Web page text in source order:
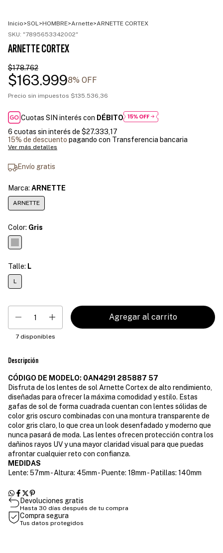
Inicio>SOL>HOMBRE>Arnette>ARNETTE CORTEX
SKU: "7895653342002"
ARNETTE CORTEX
$178.762
$163.9998% OFF
Precio sin impuestos $135.536,36
Cuotas SIN interés con DÉBITO
6 cuotas sin interés de $27.333,17
15% de descuento pagando con Transferencia bancaria
Ver más detalles
Envío gratis
Marca: ARNETTE
ARNETTE
Color: Gris
Talle: L
L
7 disponibles
Descripción
CÓDIGO DE MODELO: 0AN4291 285887 57
Disfruta de los lentes de sol Arnette Cortex de alto rendimiento,
diseñadas para ofrecer la máxima comodidad y estilo. Estas
gafas de sol de forma cuadrada cuentan con lentes sólidas de
color gris oscuro combinadas con una montura transparente de
color gris claro, lo que crea un look desenfadado y moderno que
nunca pasará de moda. Las lentes ofrecen protección contra los
dañinos rayos UV y una mayor claridad visual para que puedas
afrontar cualquier reto con confianza.
MEDIDAS
Lente: 57mm - Altura: 45mm - Puente: 18mm - Patillas: 140mm
Devoluciones gratis
Hasta 30 días después de tu compra
Compra segura
Tus datos protegidos